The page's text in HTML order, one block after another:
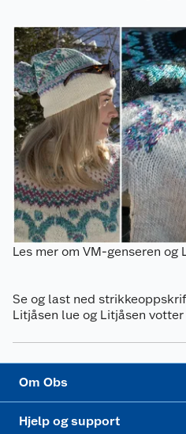
Les mer om VM-genseren og
Se og last ned
Litjåsen lue og Litjåsen votter
Om Obs
Nyheter
Våre butikker
Våre merkevarer
Coop kjeder
Ledige stillinger
Bærekraft
Sikkerhetsdatablad
Samvirkelag
Hjelp og support
Angre- og returrett
Reklamasjon og garanti
Ofte stilte spørsmål
Betalingsalternativer
Leveringsalternativer
Pakkesporing
Sikkerhetsdatablad
Kjøpsvilkår
Åpent kjøp
Coop medlem
Retur av el-avfall
Klikk og hent
Festdrakter til hele familien
Trampoline
Hagemøbler og utemøbler